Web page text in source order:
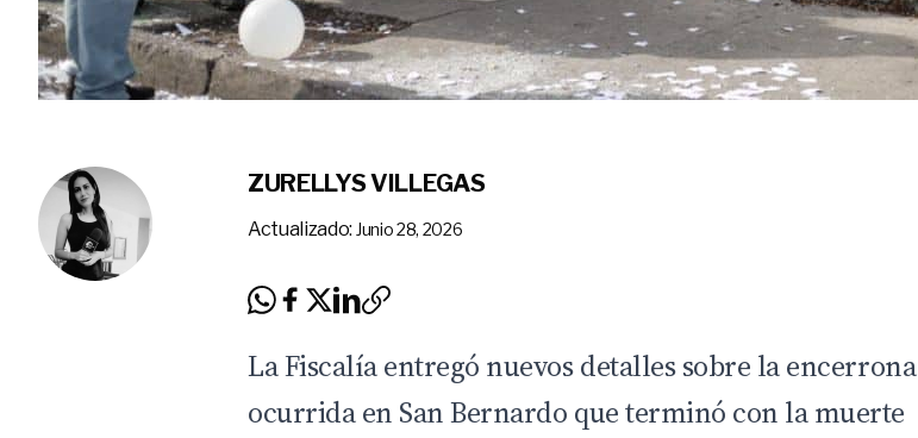
ZURELLYS VILLEGAS
Actualizado: Junio 28, 2026
La Fiscalía entregó nuevos detalles sobre la encerrona
ocurrida en San Bernardo que terminó con la muerte